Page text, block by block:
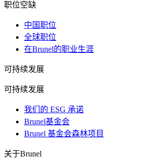
职位空缺
中国职位
全球职位
在Brunel的职业生涯
可持续发展
可持续发展
我们的 ESG 承诺
Brunel基金会
Brunel 基金会森林项目
关于Brunel